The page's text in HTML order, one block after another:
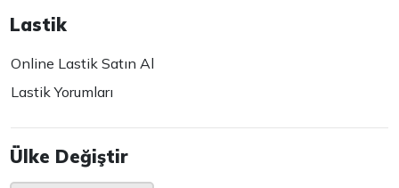
Lastik
Online Lastik Satın Al
Lastik Yorumları
Ülke Değiştir